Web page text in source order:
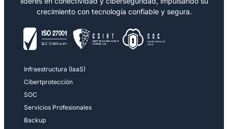
crecimiento con tecnología confiable y segura.
Infraestructura (IaaS)
Cibertprotección
SOC
Servicios Profesionales
Backup